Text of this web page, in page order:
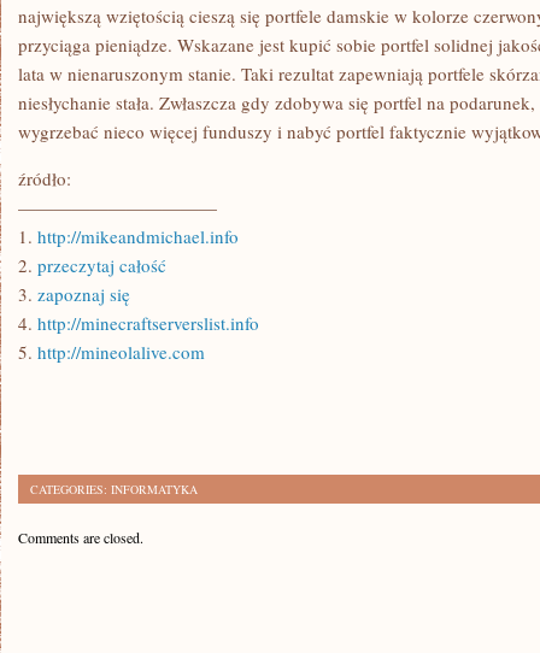
największą wziętością cieszą się portfele damskie w kolorze
przyciąga pieniądze. Wskazane jest kupić sobie portfel solidnej
lata w nienaruszonym stanie. Taki rezultat zapewniają portfele
niesłychanie stała. Zwłaszcza gdy zdobywa się portfel na
wygrzebać nieco więcej funduszy i nabyć portfel faktycznie
źródło:
———————————
1. http://mikeandmichael.info
2. przeczytaj całość
3. zapoznaj się
4. http://minecraftserverslist.info
5. http://mineolalive.com
CATEGORIES: INFORMATYKA
Comments are closed.